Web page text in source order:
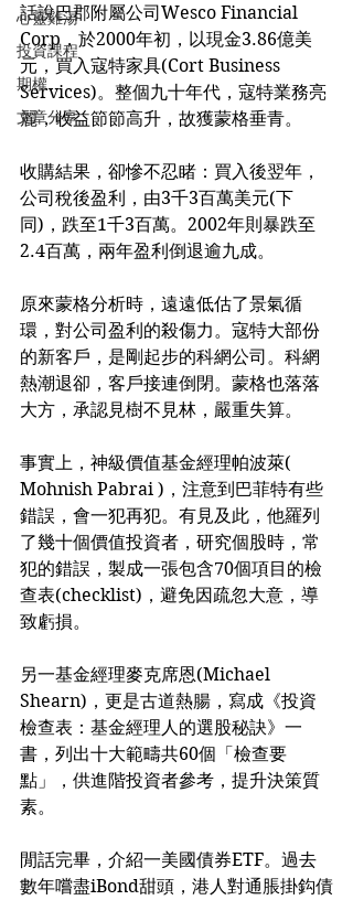
心靈雞湯
投資課程
期權
文章分享
話說巴郡附屬公司Wesco Financial
Corp，於2000年初，以現金3.86億美
元，買入寇特家具(Cort Business
Services)。整個九十年代，寇特業務亮
麗，收益節節高升，故獲蒙格垂青。
收購結果，卻慘不忍睹：買入後翌年，
公司稅後盈利，由3千3百萬美元(下
同)，跌至1千3百萬。2002年則暴跌至
2.4百萬，兩年盈利倒退逾九成。
原來蒙格分析時，遠遠低估了景氣循
環，對公司盈利的殺傷力。寇特大部份
的新客戶，是剛起步的科網公司。科網
熱潮退卻，客戶接連倒閉。蒙格也落落
大方，承認見樹不見林，嚴重失算。
事實上，神級價值基金經理帕波萊(
Mohnish Pabrai )，注意到巴菲特有些
錯誤，會一犯再犯。有見及此，他羅列
了幾十個價值投資者，研究個股時，常
犯的錯誤，製成一張包含70個項目的檢
查表(checklist)，避免因疏忽大意，導
致虧損。
另一基金經理麥克席恩(Michael
Shearn)，更是古道熱腸，寫成《投資
檢查表：基金經理人的選股秘訣》一
書，列出十大範疇共60個「檢查要
點」，供進階投資者參考，提升決策質
素。
閒話完畢，介紹一美國債券ETF。過去
數年嚐盡iBond甜頭，港人對通脹掛鈎債